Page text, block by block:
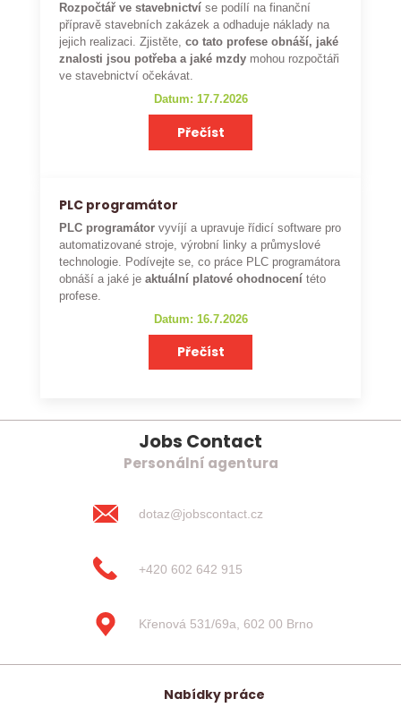
Rozpočtář ve stavebnictví se podílí na finanční
přípravě stavebních zakázek a odhaduje náklady na
jejich realizaci. Zjistěte,co tato profese obnáší, jaké
znalosti jsou potřeba a jaké mzdy mohou rozpočtáři
ve stavebnictví očekávat.
Datum: 17.7.2026
Přečíst
PLC programátor
PLC programátor vyvíjí a upravuje řídicí software pro
automatizované stroje, výrobní linky a průmyslové
technologie. Podívejte se, co práce PLC programátora
obnáší a jaké je aktuální platové ohodnocení této
profese.
Datum: 16.7.2026
Přečíst
Jobs Contact
Personální agentura
dotaz@jobscontact.cz
+420 602 642 915
Křenová 531/69a, 602 00 Brno
Nabídky práce